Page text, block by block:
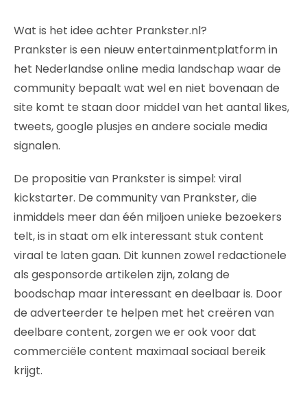
Wat is het idee achter Prankster.nl?
Prankster is een nieuw entertainmentplatform in
het Nederlandse online media landschap waar de
community bepaalt wat wel en niet bovenaan de
site komt te staan door middel van het aantal likes,
tweets, google plusjes en andere sociale media
signalen.
De propositie van Prankster is simpel: viral
kickstarter. De community van Prankster, die
inmiddels meer dan één miljoen unieke bezoekers
telt, is in staat om elk interessant stuk content
viraal te laten gaan. Dit kunnen zowel redactionele
als gesponsorde artikelen zijn, zolang de
boodschap maar interessant en deelbaar is. Door
de adverteerder te helpen met het creëren van
deelbare content, zorgen we er ook voor dat
commerciële content maximaal sociaal bereik
krijgt.